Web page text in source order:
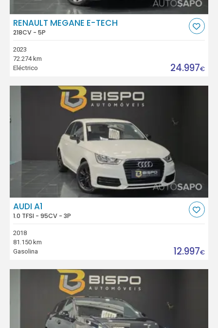
RENAULT MEGANE E-TECH
218CV - 5P
2023
72.274 km
Eléctrico
24.997€
AUDI A1
1.0 TFSI - 95CV - 3P
2018
81.150 km
Gasolina
12.997€